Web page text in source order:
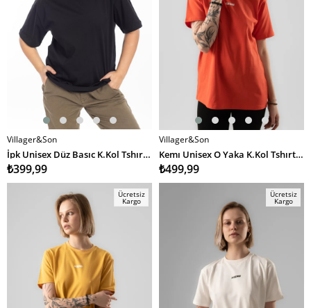
SEPETE EKLE
Villager&Son
İpk Unisex Düz Basıc K.Kol Tshırt 25y Cu SİYAH
₺399,99
SEPETE EKLE
Villager&Son
Kemı Unisex O Yaka K.Kol Tshırt 26y Kmı TURUNCU
₺499,99
Ücretsiz
Kargo
Ücretsiz
Kargo